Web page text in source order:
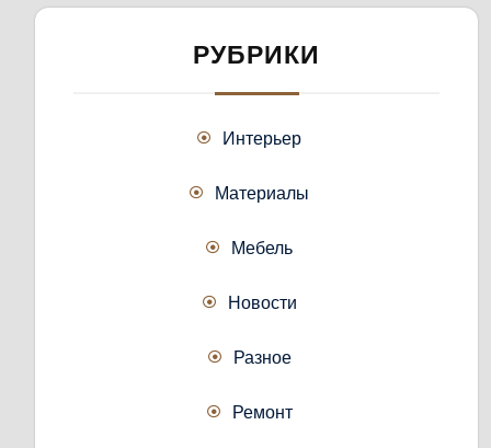
РУБРИКИ
Интерьер
Материалы
Мебель
Новости
Разное
Ремонт